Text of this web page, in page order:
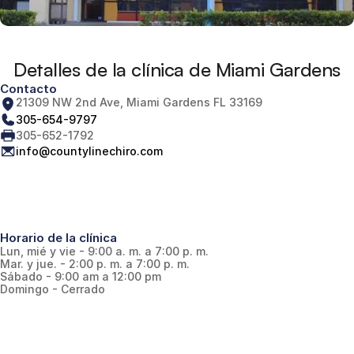
Detalles de la clínica de Miami Gardens
Contacto
21309 NW 2nd Ave, Miami Gardens FL 33169
305-654-9797
305-652-1792
info@countylinechiro.com
Horario de la clínica
Lun, mié y vie - 9:00 a. m. a 7:00 p. m.
Mar. y jue. - 2:00 p. m. a 7:00 p. m.
Sábado - 9:00 am a 12:00 pm
Domingo - Cerrado